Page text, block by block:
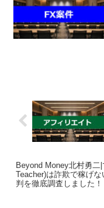
Beyond Money北村勇二
Teacher)は詐欺で稼げ
判を徹底調査しました！